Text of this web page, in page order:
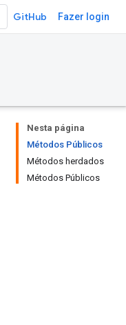
GitHub Fazer login
Nesta página
Métodos Públicos
Métodos herdados
Métodos Públicos